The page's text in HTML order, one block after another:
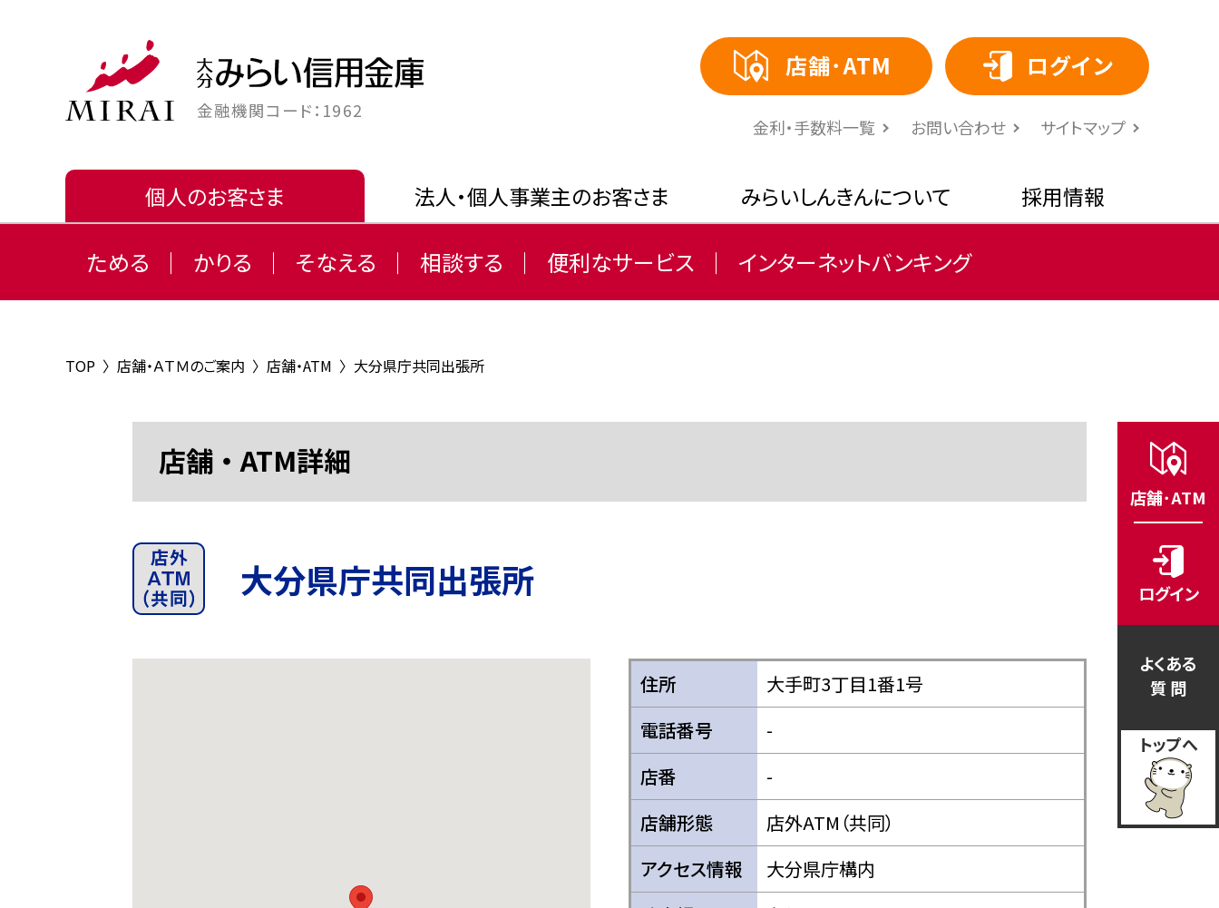
金融機関コード：1962
個人のお客さま
ためる かりる そなえる 相談する 便利なサービス インターネットバンキング
法人・個人事業主のお客さま みらいしんきんについて 採用情報
店舗･ATM ログイン
⾦利・⼿数料⼀覧 お問い合わせ サイトマップ
TOP 〉 店舗・ＡＴＭのご案内 〉 店舗・ATM 〉 大分県庁共同出張所
店舗・ATM詳細
大分県庁共同出張所
住所
大手町3丁目1番1号
電話番号
-
店番
-
店舗形態
店外ATM（共同）
アクセス情報
大分県庁構内
店舗･ATM
ログイン
よくある
質 問
トップへ